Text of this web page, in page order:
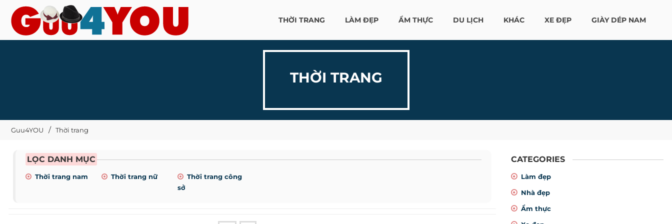
THỜI TRANG LÀM ĐẸP ẨM THỰC DU LỊCH KHÁC XE ĐẸP GIÀY DÉP NAM
THỜI TRANG
Guu4YOU Thời trang
LỌC DANH MỤC
Thời trang nam Thời trang nữ
Thời trang công
sở
CATEGORIES
Làm đẹp
Nhà đẹp
Ẩm thực